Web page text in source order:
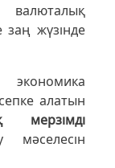
заң жүзінде
алатын
мерзімді